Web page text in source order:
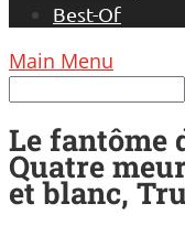
Best-Of
Main Menu
Le fantôme
Quatre
et blanc,